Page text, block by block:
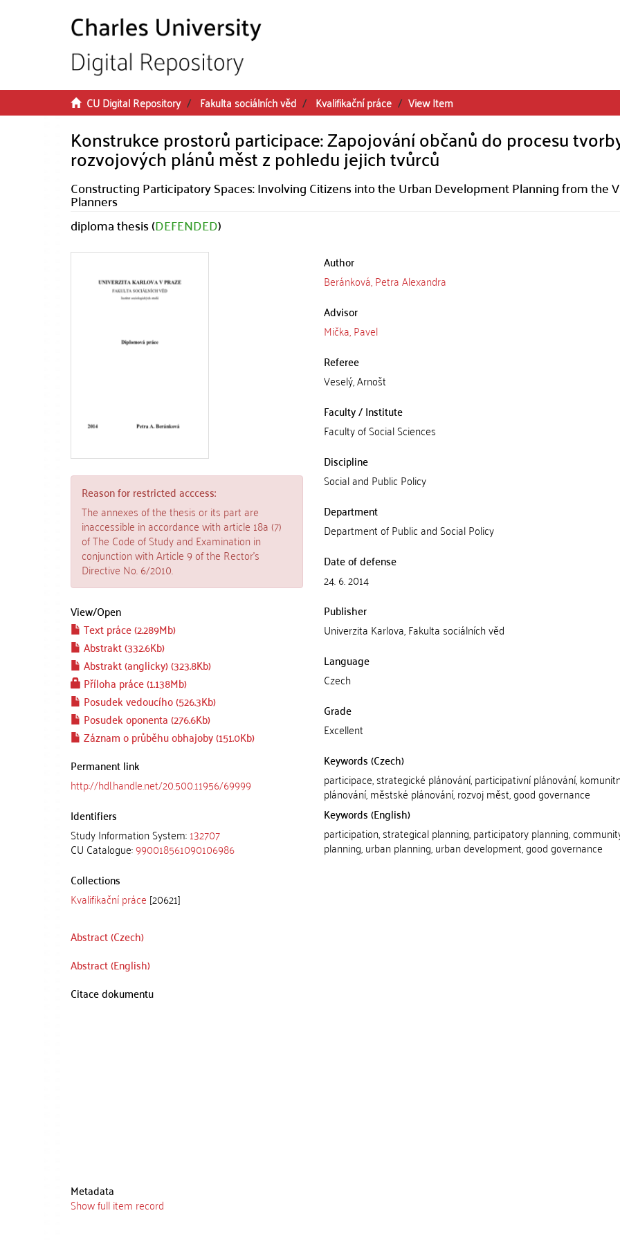
CU Digital Repository Fakulta sociálních věd Kvalifikační práce View Item
Konstrukce prostorů participace: Zapojování občanů do procesu
rozvojových plánů měst z pohledu jejich tvůrců
Constructing Participatory Spaces: Involving Citizens into the Urban Development Planning from the
Planners
diploma thesis (DEFENDED)
Reason for restricted acccess:
The annexes of the thesis or its part are
inaccessible in accordance with article 18a (7)
of The Code of Study and Examination in
conjunction with Article 9 of the Rector’s
Directive No. 6/2010.
View/Open
Text práce (2.289Mb)
Abstrakt (332.6Kb)
Abstrakt (anglicky) (323.8Kb)
Příloha práce (1.138Mb)
Posudek vedoucího (526.3Kb)
Posudek oponenta (276.6Kb)
Záznam o průběhu obhajoby (151.0Kb)
Permanent link
http://hdl.handle.net/20.500.11956/69999
Identifiers
Study Information System:132707
CU Catalogue:990018561090106986
Collections
Kvalifikační práce [20621]
Author
Beránková, Petra Alexandra
Advisor
Mička, Pavel
Referee
Veselý, Arnošt
Faculty / Institute
Faculty of Social Sciences
Discipline
Social and Public Policy
Department
Department of Public and Social Policy
Date of defense
24. 6. 2014
Publisher
Univerzita Karlova, Fakulta sociálních věd
Language
Czech
Grade
Excellent
Keywords (Czech)
participace, strategické plánování, participativní plánování,
plánování, městské plánování, rozvoj měst, good governance
Keywords (English)
participation, strategical planning, participatory planning,
planning, urban planning, urban development, good governance
Abstract (Czech)
Abstract (English)
Citace dokumentu
Metadata
Show full item record